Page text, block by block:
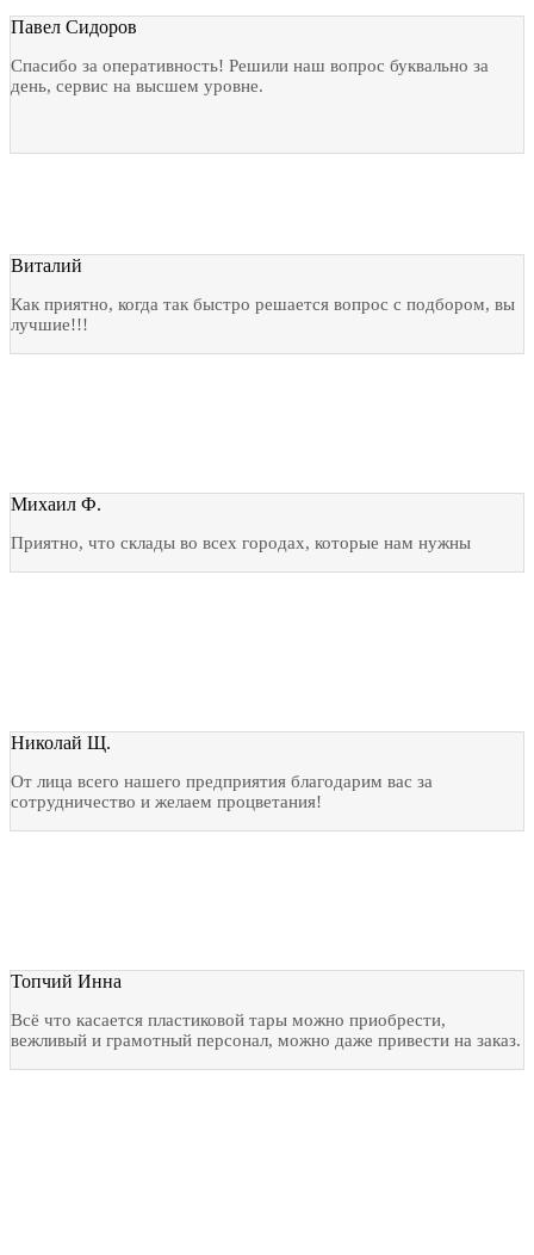
Павел Сидоров
Спасибо за оперативность! Решили наш вопрос буквально за
день, сервис на высшем уровне.
Виталий
Как приятно, когда так быстро решается вопрос с подбором, вы
лучшие!!!
Михаил Ф.
Приятно, что склады во всех городах, которые нам нужны
Николай Щ.
От лица всего нашего предприятия благодарим вас за
сотрудничество и желаем процветания!
Топчий Инна
Всё что касается пластиковой тары можно приобрести,
вежливый и грамотный персонал, можно даже привести на заказ.